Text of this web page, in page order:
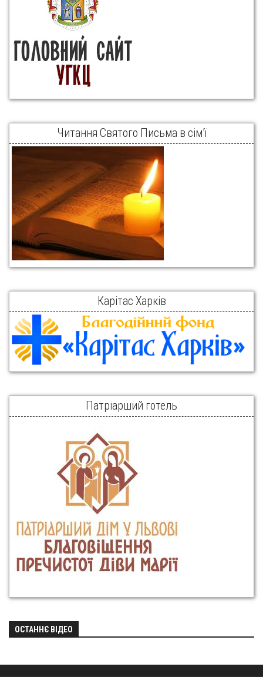
Читання Святого Письма в сім’ї
Карітас Харків
Патріарший готель
ОСТАННЄ ВІДЕО